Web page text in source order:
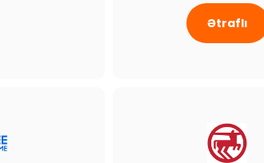
Ətraflı